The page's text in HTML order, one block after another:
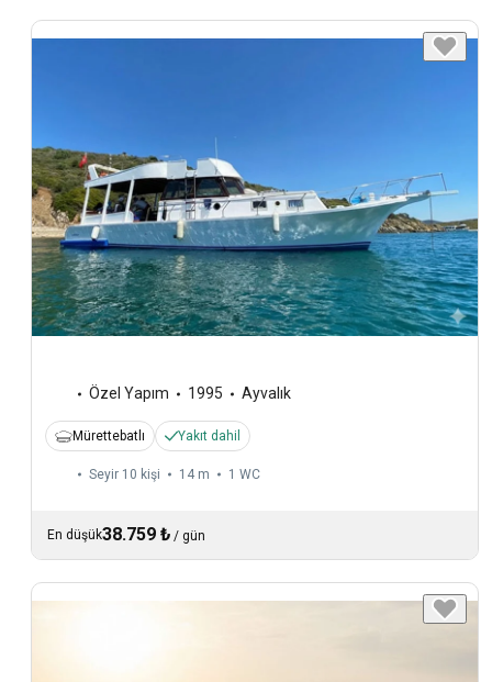
Özel Yapım 1995 Ayvalık
Mürettebatlı Yakıt dahil
Seyir 10 kişi 14 m 1 WC
En düşük38.759 ₺ / gün